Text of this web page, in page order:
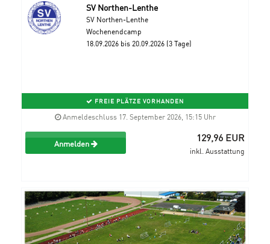
SV Northen-Lenthe
SV Northen-Lenthe
Wochenendcamp
18.09.2026 bis 20.09.2026 (3 Tage)
FREIE PLÄTZE VORHANDEN
Anmeldeschluss 17. September 2026, 15:15 Uhr
Anmelden 129,96 EUR
inkl. Ausstattung